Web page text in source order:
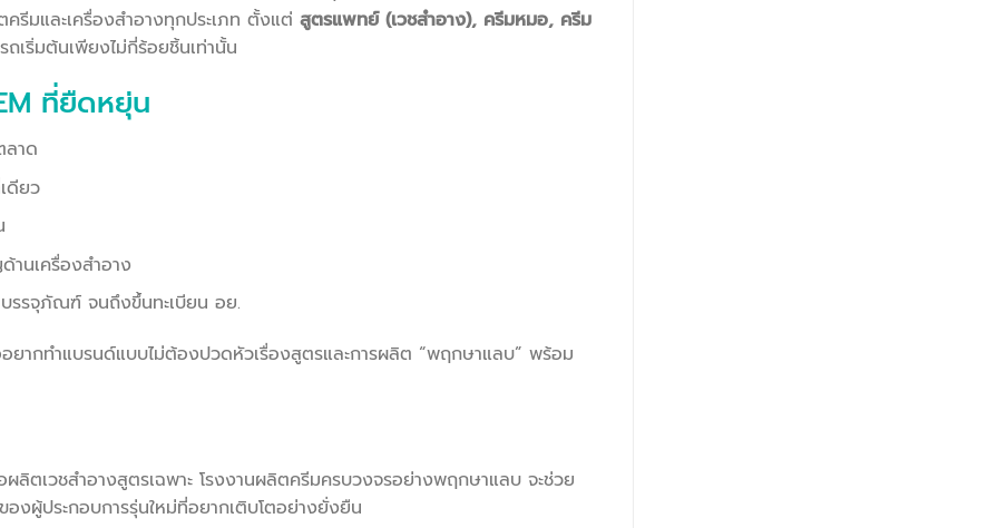
รีมและเครื่องสำอางทุกประเภท ตั้งแต่ สูตรแพทย์ (เวชสำอาง), ครีมหมอ, ครีม
ถเริ่มต้นเพียงไม่กี่ร้อยชิ้นเท่านั้น
ที่ยืดหยุ่น
าด
ดียว
นเครื่องสำอาง
รจุภัณฑ์ จนถึงขึ้นทะเบียน อย.
ากทำแบรนด์แบบไม่ต้องปวดหัวเรื่องสูตรและการผลิต “พฤกษาแลบ” พร้อม
ผลิตเวชสำอางสูตรเฉพาะ โรงงานผลิตครีมครบวงจรอย่างพฤกษาแลบ จะช่วย
ผู้ประกอบการรุ่นใหม่ที่อยากเติบโตอย่างยั่งยืน